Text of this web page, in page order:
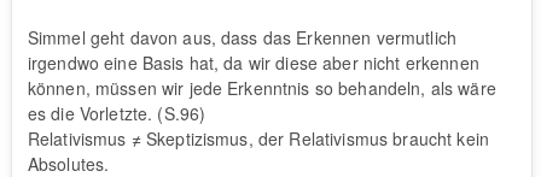
Simmel geht davon aus, dass das Erkennen vermutlich
irgendwo eine Basis hat, da wir diese aber nicht erkennen
können, müssen wir jede Erkenntnis so behandeln, als wäre
es die Vorletzte. (S.96)
Relativismus ≠ Skeptizismus, der Relativismus braucht kein
Absolutes.